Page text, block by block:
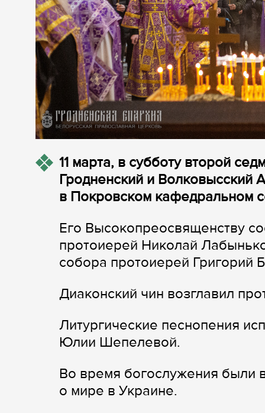
11 марта, в субботу второй
Гродненский и Волковысский
в Покровском кафедральном
Его Высокопреосвященству
протоиерей Николай
собора протоиерей Григорий
Диаконский чин возглавил
Литургические песнопения
Юлии Шепелевой.
Во время богослужения были
о мире в Украине.